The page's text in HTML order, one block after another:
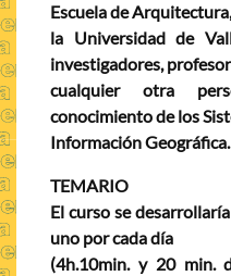
Escuela de
la Universidad de
investigadores,
cualquier otra
conocimiento de los
Información Geográfica.
TEMARIO
El curso se
uno por cada día
(4h.10min. y 20 min.